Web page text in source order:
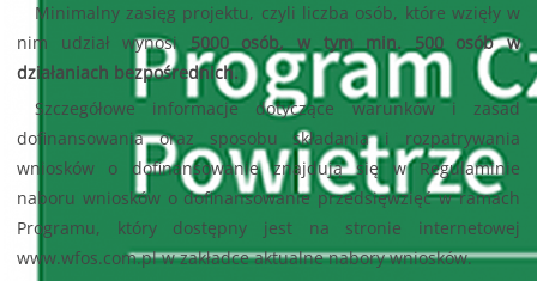
Minimalny zasięg projektu, czyli liczba osób, które wzięły w
nim udział wynosi5000 osób, w tym min. 500 osób w
działaniach bezpośrednich.
Szczegółowe informacje dotyczące warunków i zasad
dofinansowania oraz sposobu składania i rozpatrywania
wniosków o dofinansowanie znajdują się w Regulaminie
naboru wniosków o dofinansowanie przedsięwzięć w ramach
Programu, który dostępny jest na stronie internetowej
www.wfos.com.pl w zakładce aktualne nabory wniosków.